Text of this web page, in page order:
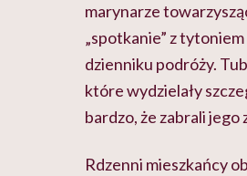
marynarze
„spotkanie” z
dzienniku podróży.
które wydzielały
bardzo, że zabrali jego
Rdzenni mieszkańcy